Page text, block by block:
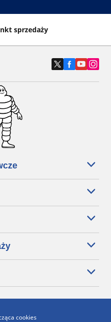
sprzedaży
cookies